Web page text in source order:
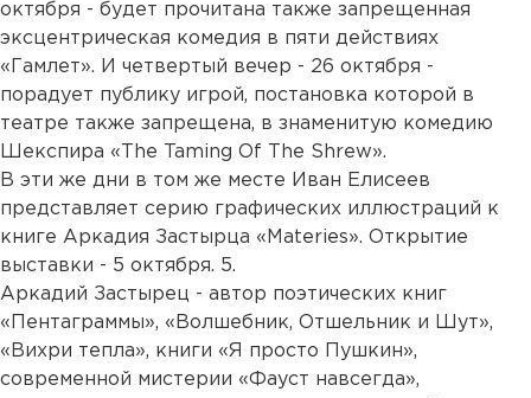
октября - будет прочитана также запрещенная
эксцентрическая комедия в пяти действиях
«Гамлет». И четвертый вечер - 26 октября -
порадует публику игрой, постановка которой в
театре также запрещена, в знаменитую комедию
Шекспира «The Taming Of The Shrew».
В эти же дни в том же месте Иван Елисеев
представляет серию графических иллюстраций к
книге Аркадия Застырца «Materies». Открытие
выставки - 5 октября. 5.
Аркадий Застырец - автор поэтических книг
«Пентаграммы», «Волшебник, Отшельник и Шут»,
«Вихри тепла», книги «Я просто Пушкин»,
современной мистерии «Фауст навсегда»,